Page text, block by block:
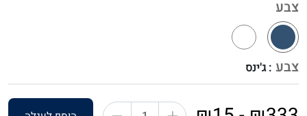
צבע
צבע : ג'ינס